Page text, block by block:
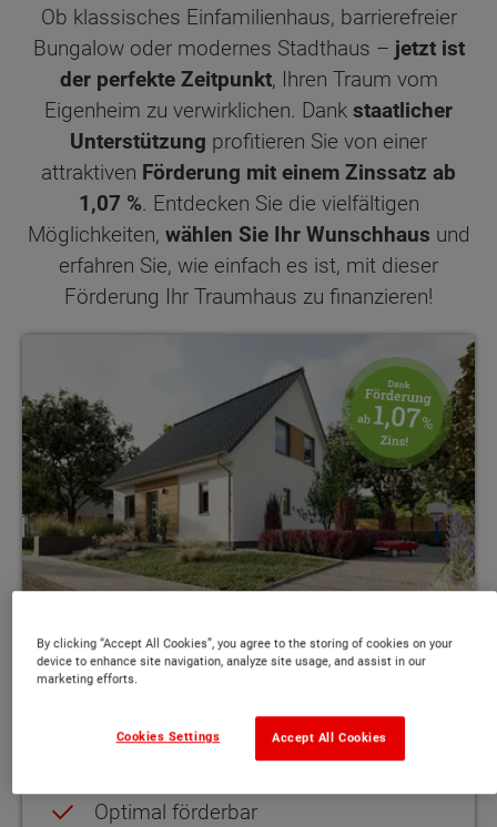
Ob klassisches Einfamilienhaus, barrierefreier
Bungalow oder modernes Stadthaus – jetzt ist
der perfekte Zeitpunkt, Ihren Traum vom
Eigenheim zu verwirklichen. Dank staatlicher
Unterstützung profitieren Sie von einer
attraktiven Förderung mit einem Zinssatz ab
1,07 %. Entdecken Sie die vielfältigen
Möglichkeiten, wählen Sie Ihr Wunschhaus und
erfahren Sie, wie einfach es ist, mit dieser
Förderung Ihr Traumhaus zu finanzieren!
Klassisches, charmantes Design Photovoltaikanlage möglich
Das Einfamilienhaus Flair 100
Klassisches, charmantes Design
Optimal förderbar
By clicking “Accept All Cookies”, you agree to the storing of cookies on your
device to enhance site navigation, analyze site usage, and assist in our
marketing efforts.
Accept All Cookies
Cookies Settings